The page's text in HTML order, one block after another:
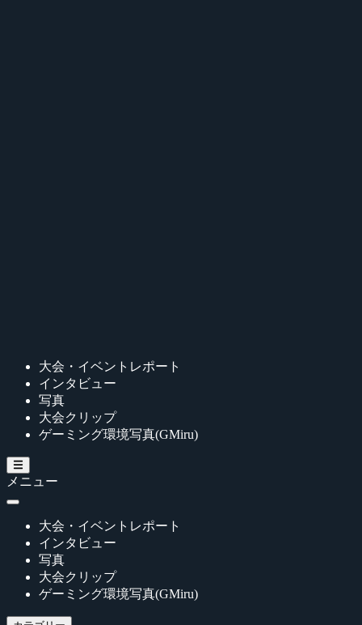
大会・イベントレポート
インタビュー
写真
大会クリップ
ゲーミング環境写真(GMiru)
メニュー
大会・イベントレポート
インタビュー
写真
大会クリップ
ゲーミング環境写真(GMiru)